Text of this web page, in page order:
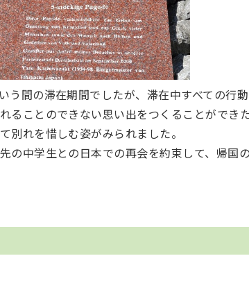
う間の滞在期間でしたが、滞在中すべての行
ことのできない思い出をつくることができた
別れを惜しむ姿がみられました。
の中学生との日本での再会を約束して、帰国